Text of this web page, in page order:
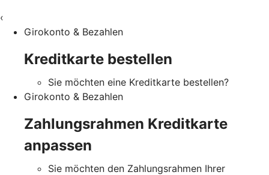
‹
Girokonto & Bezahlen
Kreditkarte bestellen
Sie möchten eine Kreditkarte bestellen?
Girokonto & Bezahlen
Zahlungsrahmen Kreditkarte
anpassen
Sie möchten den Zahlungsrahmen Ihrer